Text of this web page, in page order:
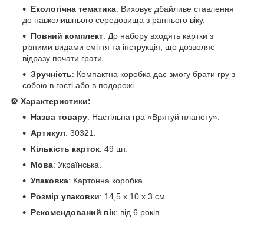
Екологічна тематика: Виховує дбайливе ставлення
до навколишнього середовища з раннього віку.
Повний комплект: До набору входять картки з
різними видами сміття та інструкція, що дозволяє
відразу почати грати.
Зручність: Компактна коробка дає змогу брати гру з
собою в гості або в подорожі.
⚙️ Характеристики:
Назва товару: Настільна гра «Врятуй планету».
Артикул: 30321.
Кількість карток: 49 шт.
Мова: Українська.
Упаковка: Картонна коробка.
Розмір упаковки: 14,5 х 10 х 3 см.
Рекомендований вік: від 6 років.